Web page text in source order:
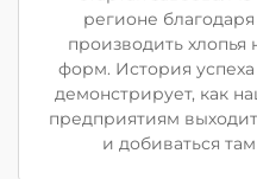
регионе
производить хлопья
форм. История успеха
демонстрирует, как
предприятиям
и добиваться